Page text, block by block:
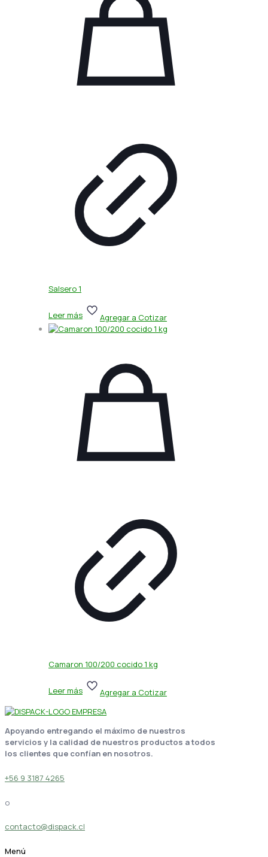
Salsero 1
Leer más Agregar a Cotizar
Camaron 100/200 cocido 1 kg
Leer más Agregar a Cotizar
Apoyando entregando el máximo de nuestros
servicios y la calidad de nuestros productos a todos
los clientes que confían en nosotros.
+56 9 3187 4265
o
contacto@dispack.cl
Menú